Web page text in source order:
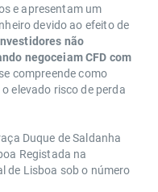
e apresentam um
devido ao efeito de
não
negoceiam CFD com
compreende como
elevado risco de perda
Duque de Saldanha
Registada na
de Lisboa sob o número